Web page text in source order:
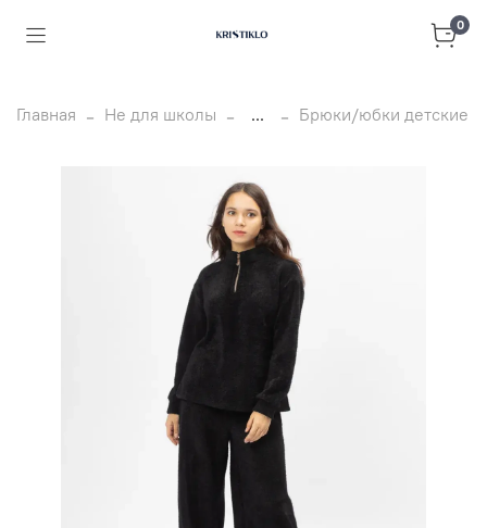
0
Главная Не для школы ... Брюки/юбки детские